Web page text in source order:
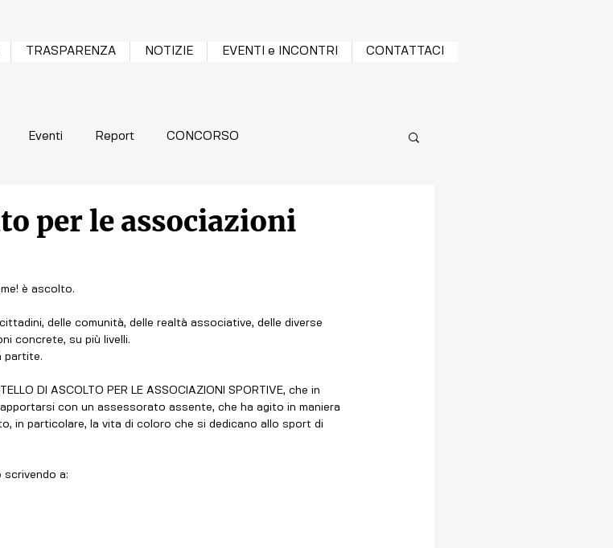
TRASPARENZA NOTIZIE EVENTI e INCONTRI CONTATTACI
Eventi Report CONCORSO
per le associazioni
è ascolto.
delle comunità, delle realtà associative, delle diverse
concrete, su più livelli.
partite.
DI ASCOLTO PER LE ASSOCIAZIONI SPORTIVE, che in
con un assessorato assente, che ha agito in maniera
in particolare, la vita di coloro che si dedicano allo sport di
a: